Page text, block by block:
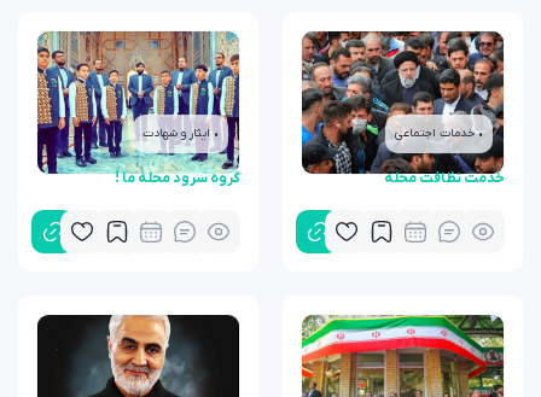
• خدمات اجتماعی
خدمت نظافت محله
• ایثار و شهادت
گروه سرود محله ما !